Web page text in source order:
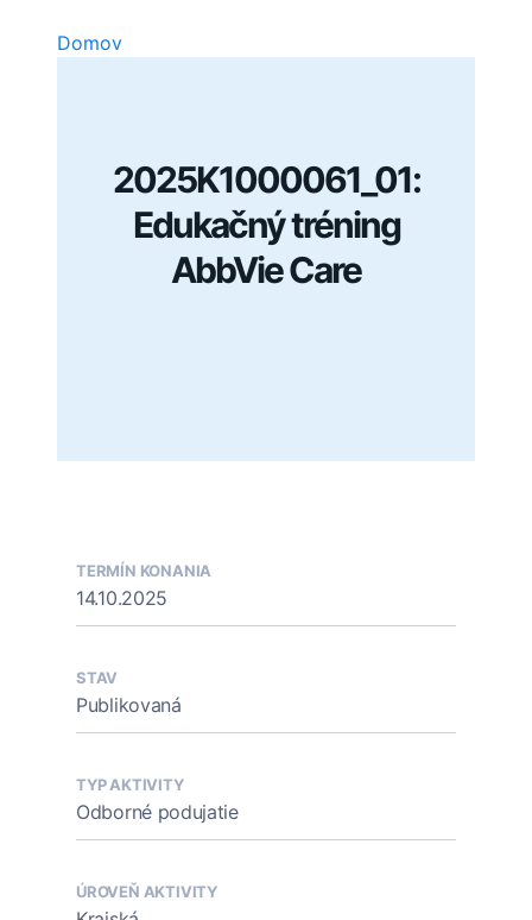
Domov
2025K1000061_01:
Edukačný tréning
AbbVie Care
TERMÍN KONANIA
14.10.2025
STAV
Publikovaná
TYP AKTIVITY
Odborné podujatie
ÚROVEŇ AKTIVITY